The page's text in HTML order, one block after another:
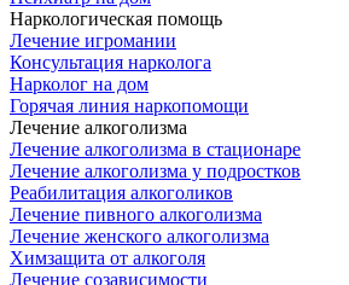
Наркологическая помощь
Лечение игромании
Консультация нарколога
Нарколог на дом
Горячая линия наркопомощи
Лечение алкоголизма
Лечение алкоголизма в стационаре
Лечение алкоголизма у подростков
Реабилитация алкоголиков
Лечение пивного алкоголизма
Лечение женского алкоголизма
Химзащита от алкоголя
Лечение созависимости